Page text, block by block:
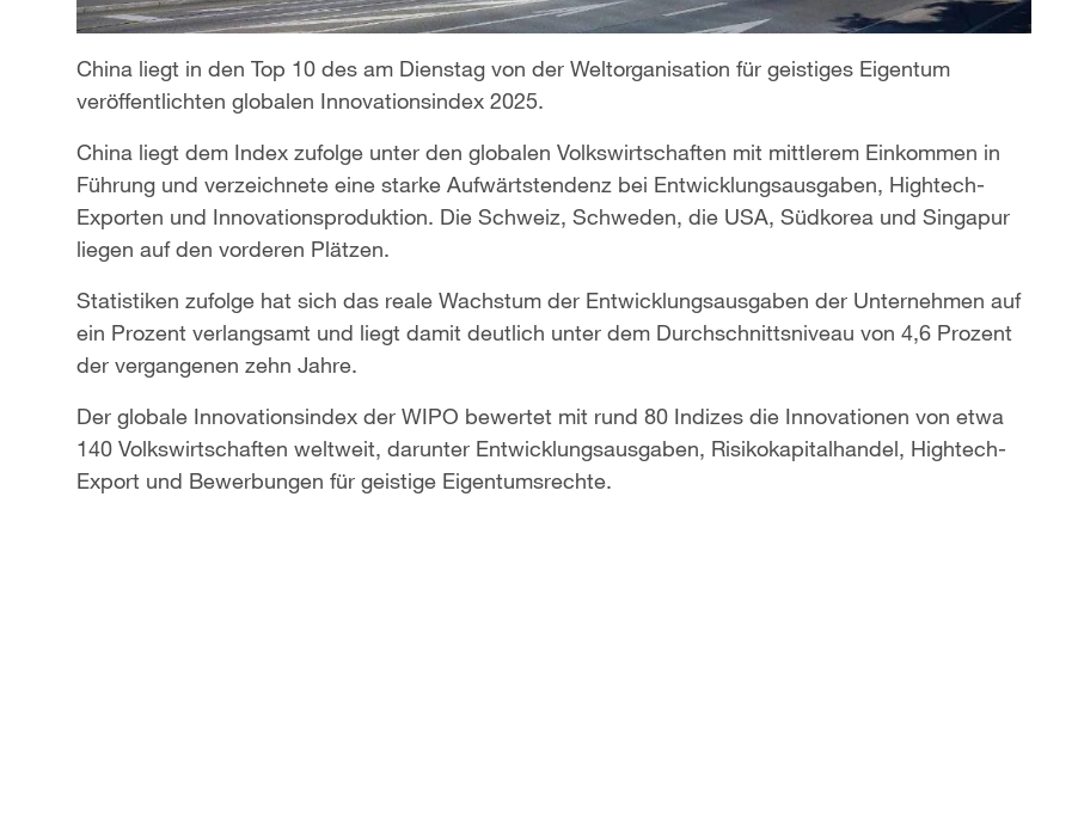
China liegt in den Top 10 des am Dienstag von der Weltorganisation für geistiges Eigentum
veröffentlichten globalen Innovationsindex 2025.
China liegt dem Index zufolge unter den globalen Volkswirtschaften mit mittlerem Einkommen in
Führung und verzeichnete eine starke Aufwärtstendenz bei Entwicklungsausgaben, Hightech-
Exporten und Innovationsproduktion. Die Schweiz, Schweden, die USA, Südkorea und Singapur
liegen auf den vorderen Plätzen.
Statistiken zufolge hat sich das reale Wachstum der Entwicklungsausgaben der Unternehmen auf
ein Prozent verlangsamt und liegt damit deutlich unter dem Durchschnittsniveau von 4,6 Prozent
der vergangenen zehn Jahre.
Der globale Innovationsindex der WIPO bewertet mit rund 80 Indizes die Innovationen von etwa
140 Volkswirtschaften weltweit, darunter Entwicklungsausgaben, Risikokapitalhandel, Hightech-
Export und Bewerbungen für geistige Eigentumsrechte.